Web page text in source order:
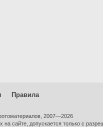
Правила
2007—2026
сайте, допускается только с